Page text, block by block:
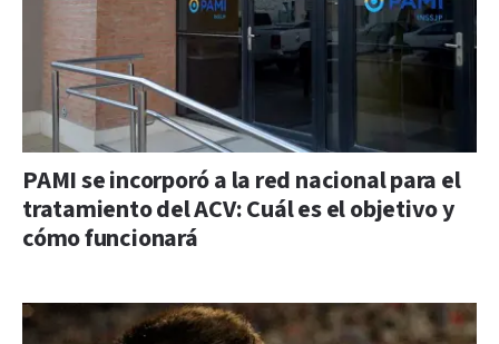
PAMI se incorporó a la red nacional para el
tratamiento del ACV: Cuál es el objetivo y
cómo funcionará